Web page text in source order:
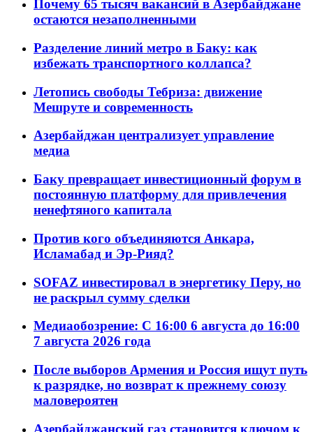
Почему 65 тысяч вакансий в Азербайджане
остаются незаполненными
Разделение линий метро в Баку: как
избежать транспортного коллапса?
Летопись свободы Тебриза: движение
Мешруте и современность
Азербайджан централизует управление
медиа
Баку превращает инвестиционный форум в
постоянную платформу для привлечения
ненефтяного капитала
Против кого объединяются Анкара,
Исламабад и Эр-Рияд?
SOFAZ инвестировал в энергетику Перу, но
не раскрыл сумму сделки
Медиаобозрение: С 16:00 6 августа до 16:00
7 августа 2026 года
После выборов Армения и Россия ищут путь
к разрядке, но возврат к прежнему союзу
маловероятен
Азербайджанский газ становится ключом к